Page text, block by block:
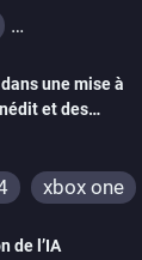
oneune mise à
et des
xbox one
de l’IA